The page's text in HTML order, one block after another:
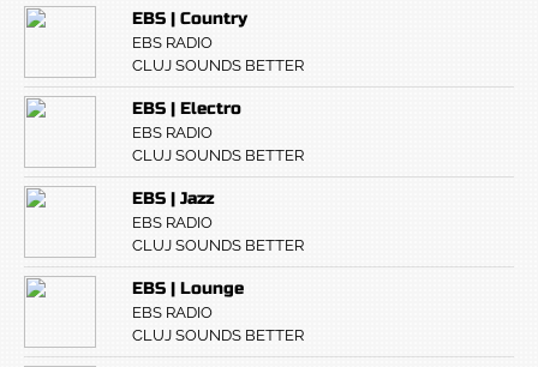
EBS | Country
EBS RADIO
CLUJ SOUNDS BETTER
EBS | Electro
EBS RADIO
CLUJ SOUNDS BETTER
EBS | Jazz
EBS RADIO
CLUJ SOUNDS BETTER
EBS | Lounge
EBS RADIO
CLUJ SOUNDS BETTER